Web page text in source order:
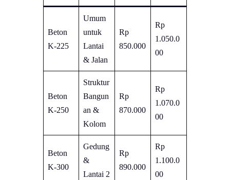
Beton
K-225
Umum
untuk
Lantai
& Jalan
Rp
850.000
Rp
1.050.0
00
Beton
K-250
Struktur
Bangun
an &
Kolom
Rp
870.000
Rp
1.070.0
00
Beton
K-300
Gedung
&
Lantai 2
Rp
890.000
Rp
1.100.0
00